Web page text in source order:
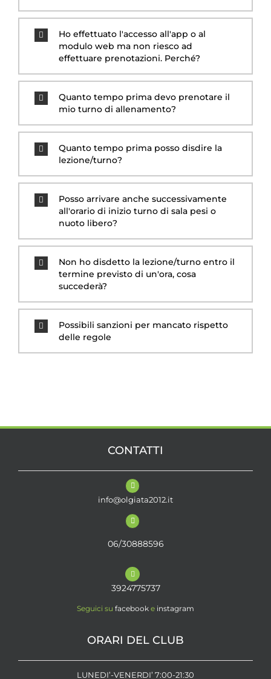
Ho effettuato l'accesso all'app o al
modulo web ma non riesco ad
effettuare prenotazioni. Perché?
Quanto tempo prima devo prenotare il
mio turno di allenamento?
Quanto tempo prima posso disdire la
lezione/turno?
Posso arrivare anche successivamente
all'orario di inizio turno di sala pesi o
nuoto libero?
Non ho disdetto la lezione/turno entro il
termine previsto di un'ora, cosa
succederà?
Possibili sanzioni per mancato rispetto
delle regole
CONTATTI
info@olgiata2012.it
06/30888596
3924775737
Seguici su facebook e instagram
ORARI DEL CLUB
LUNEDI’-VENERDI’ 7:00-21:30